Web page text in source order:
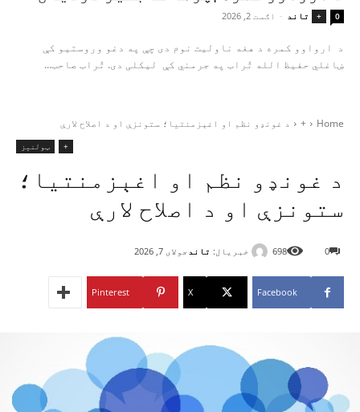
+ تاند - اګست 2, 2026 0
د ارواوو کمره د هغه ناولیت نوم دی چې په دغو وروستیو کې
ښاغلي حفیظ الله تُراب په جرمني کې لیکلی دی. تُراب صاحب...